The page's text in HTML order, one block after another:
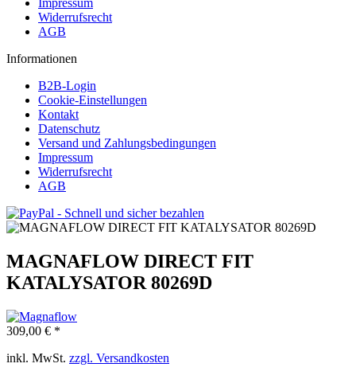
Impressum
Widerrufsrecht
AGB
Informationen
B2B-Login
Cookie-Einstellungen
Kontakt
Datenschutz
Versand und Zahlungsbedingungen
Impressum
Widerrufsrecht
AGB
MAGNAFLOW DIRECT FIT
KATALYSATOR 80269D
309,00 € *
inkl. MwSt. zzgl. Versandkosten